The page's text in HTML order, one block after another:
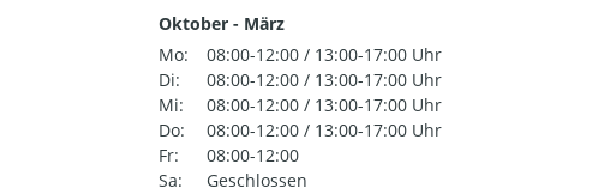
Oktober - März
Mo:
08:00-12:00 / 13:00-17:00 Uhr
Di:
08:00-12:00 / 13:00-17:00 Uhr
Mi:
08:00-12:00 / 13:00-17:00 Uhr
Do:
08:00-12:00 / 13:00-17:00 Uhr
Fr:
08:00-12:00
Sa:
Geschlossen